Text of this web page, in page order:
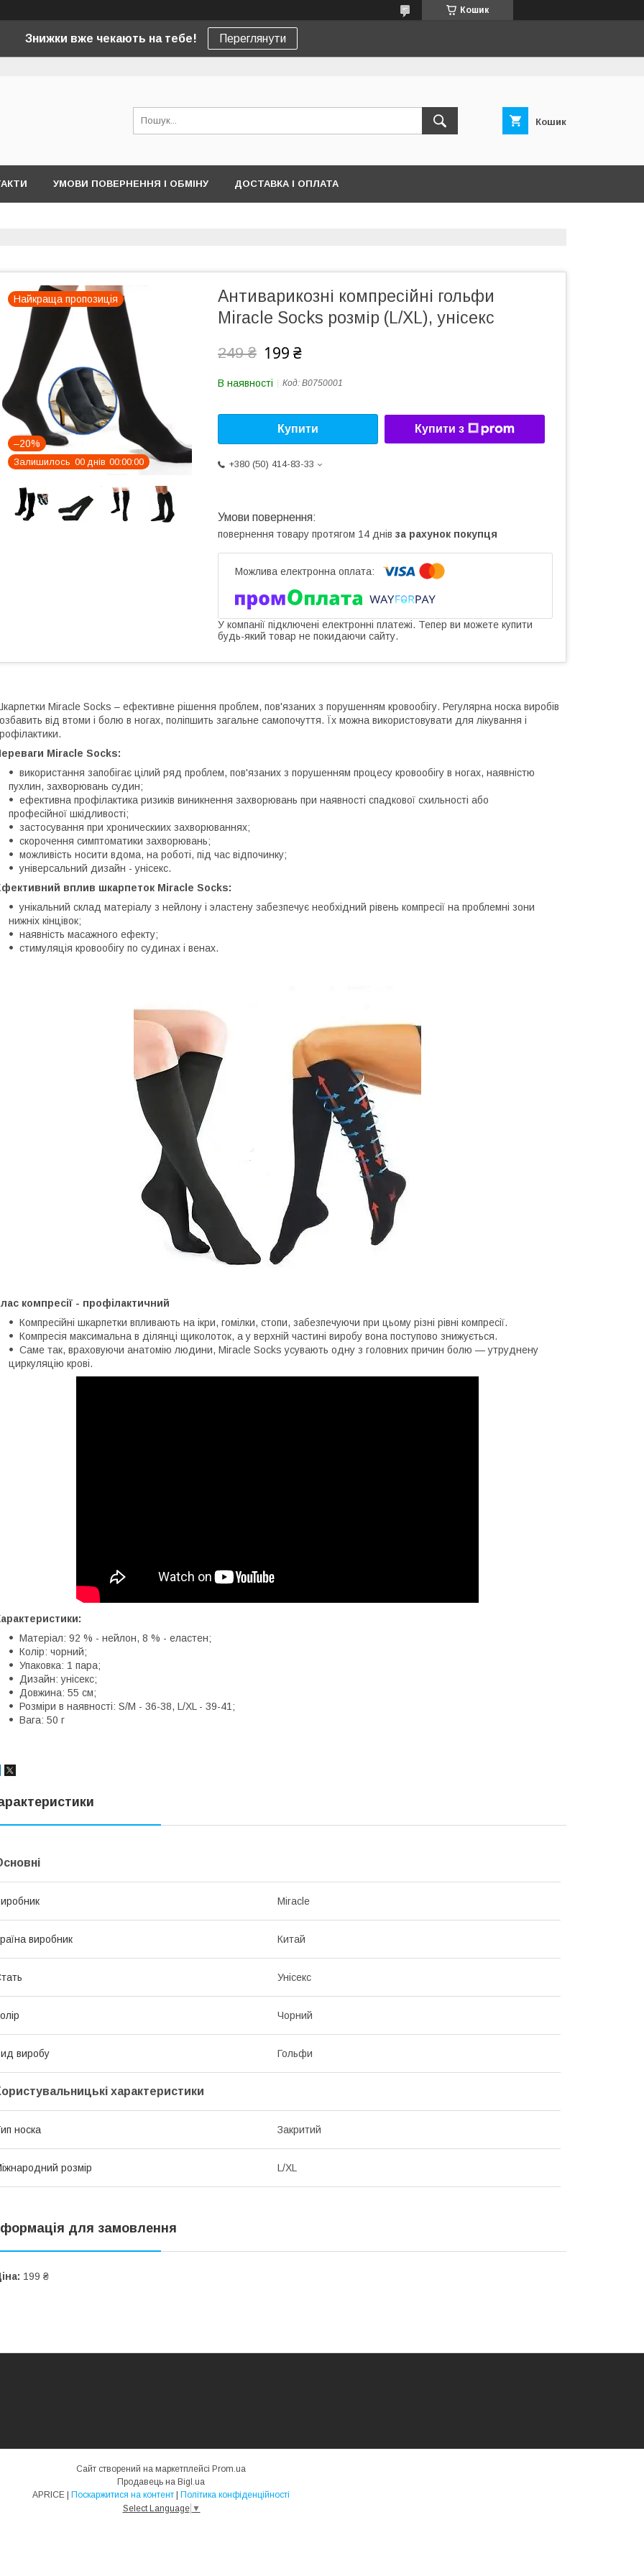
Кошик
Знижки вже чекають на тебе! Переглянути
Кошик
УМОВИ ПОВЕРНЕННЯ І ОБМІНУ ДОСТАВКА І ОПЛАТА
Найкраща пропозиція
–20%
Залишилось 00 днів 00 00 00
Антиварикозні компресійні гольфи
Miracle Socks розмір (L/XL), унісекс
249 ₴ 199 ₴
В наявності Код: B0750001
Купити Купити з
+380 (50) 414-83-33
повернення товару протягом 14 днів за рахунок покупця
У компанії підключені електронні платежі. Тепер ви можете купити
будь-який товар не покидаючи сайту.
Miracle Socks – ефективне рішення проблем, пов'язаних з порушенням кровообігу. Регулярна носка виробів
від втоми і болю в ногах, поліпшить загальне самопочуття. Їх можна використовувати для лікування і
Miracle Socks:
використання запобігає цілий ряд проблем, пов'язаних з порушенням процесу кровообігу в ногах, наявністю
пухлин, захворювань судин;
ефективна профілактика ризиків виникнення захворювань при наявності спадкової схильності або
професійної шкідливості;
застосування при хроническиих захворюваннях;
скорочення симптоматики захворювань;
можливість носити вдома, на роботі, під час відпочинку;
універсальний дизайн - унісекс.
вплив шкарпеток Miracle Socks:
унікальний склад матеріалу з нейлону і эластену забезпечує необхідний рівень компресії на проблемні зони
нижніх кінцівок;
наявність масажного ефекту;
стимуляція кровообігу по судинах і венах.
компресії - профілактичний
Компресійні шкарпетки впливають на ікри, гомілки, стопи, забезпечуючи при цьому різні рівні компресії.
Компресія максимальна в ділянці щиколоток, а у верхній частині виробу вона поступово знижується.
Саме так, враховуючи анатомію людини, Miracle Socks усувають одну з головних причин болю — утруднену
циркуляцію крові.
Матеріал: 92 % - нейлон, 8 % - еластен;
Колір: чорний;
Упаковка: 1 пара;
Дизайн: унісекс;
Довжина: 55 см;
Розміри в наявності: S/M - 36-38, L/XL - 39-41;
Вага: 50 г
Miracle
виробник Китай
Унісекс
Чорний
виробу Гольфи
характеристики
носка Закритий
розмір L/XL
для замовлення
199 ₴
Сайт створений на маркетплейсі Prom.ua
Продавець на Bigl.ua
APRICE | Поскаржитися на контент | Політика конфіденційності
Select Language ▼